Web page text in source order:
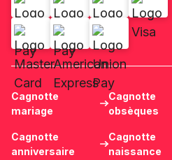
Cagnotte
mariage
Cagnotte
anniversaire
Cagnotte
obsèques
Cagnotte
naissance